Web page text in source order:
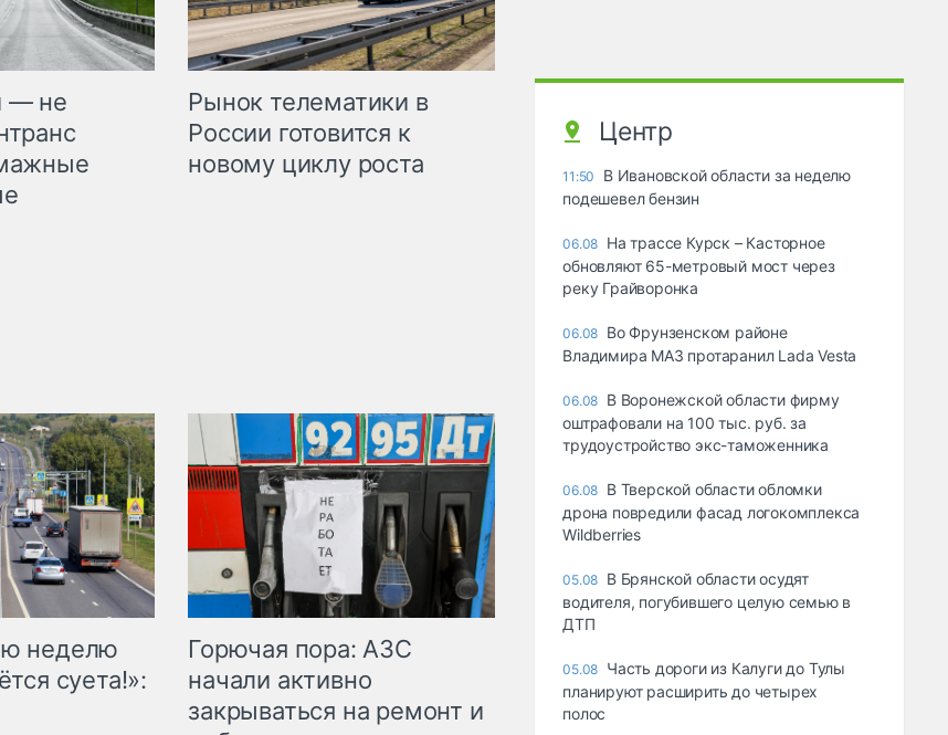
— не
Рынок телематики в
России готовится к
новому циклу роста
неделю
суета!»:
Горючая пора: АЗС
начали активно
закрываться на ремонт и
Центр
11:50
В Ивановской области за неделю
подешевел бензин
06.08 На трассе Курск – Касторное
обновляют 65-метровый мост через
реку Грайворонка
06.08 Во Фрунзенском районе
Владимира МАЗ протаранил Lada Vesta
06.08 В Воронежской области фирму
оштрафовали на 100 тыс. руб. за
трудоустройство экс-таможенника
06.08 В Тверской области обломки
дрона повредили фасад логокомплекса
Wildberries
05.08 В Брянской области осудят
водителя, погубившего целую семью в
ДТП
05.08 Часть дороги из Калуги до Тулы
планируют расширить до четырех
полос